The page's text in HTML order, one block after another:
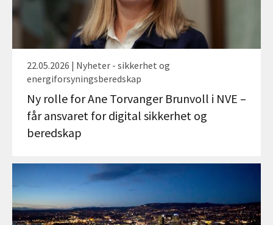
22.05.2026 | Nyheter - sikkerhet og
energiforsyningsberedskap
Ny rolle for Ane Torvanger Brunvoll i NVE –
får ansvaret for digital sikkerhet og
beredskap